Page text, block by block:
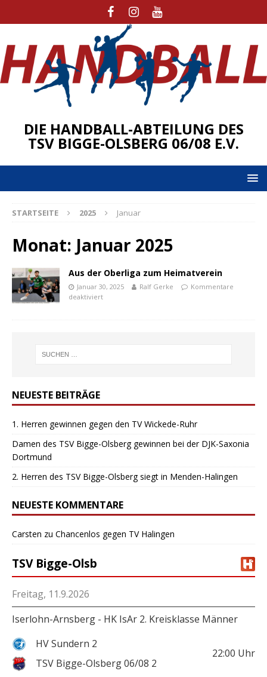
DIE HANDBALL-ABTEILUNG DES
TSV BIGGE-OLSBERG 06/08 E.V.
STARTSEITE 2025 Januar
Monat: Januar 2025
Aus der Oberliga zum Heimatverein
Januar 30, 2025 Ralf Gerke
Kommentare
deaktiviert
NEUESTE BEITRÄGE
1. Herren gewinnen gegen den TV Wickede-Ruhr
Damen des TSV Bigge-Olsberg gewinnen bei der DJK-Saxonia
Dortmund
2. Herren des TSV Bigge-Olsberg siegt in Menden-Halingen
NEUESTE KOMMENTARE
Carsten zu Chancenlos gegen TV Halingen
TSV Bigge-Olsb
Freitag, 11.9.2026
Iserlohn-Arnsberg - HK IsAr 2. Kreisklasse Männer
HV Sundern 2
TSV Bigge-Olsberg 06/08 2
22:00 Uhr